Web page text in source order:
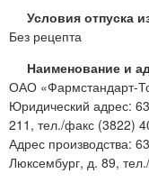
Условия отпуска
Без рецепта
Наименование и
ОАО «Фармстандарт-
Юридический адрес:
211, тел./факс (3822)
Адрес производства:
Люксембург, д. 89,